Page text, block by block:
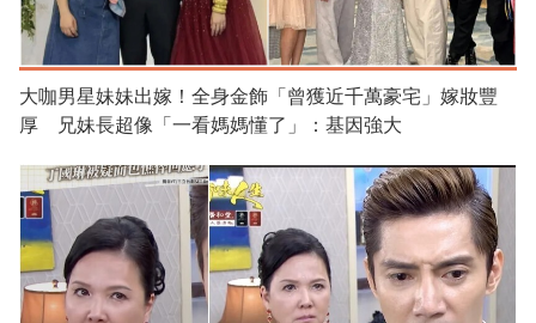
大咖男星妹妹出嫁！全身金飾「曾獲近千萬豪宅」嫁妝豐
厚 兄妹長超像「一看媽媽懂了」：基因強大